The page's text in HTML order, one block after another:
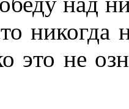
никогда
это не